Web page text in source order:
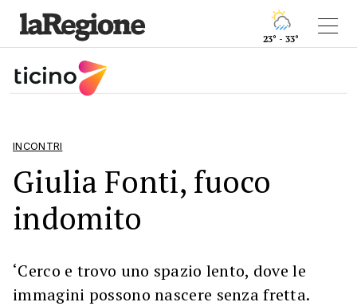
23° - 33°
INCONTRI
Giulia Fonti, fuoco
indomito
‘Cerco e trovo uno spazio lento, dove le
immagini possono nascere senza fretta.